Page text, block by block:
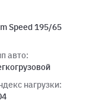
Speed 195/65
авто:
нагрузки: